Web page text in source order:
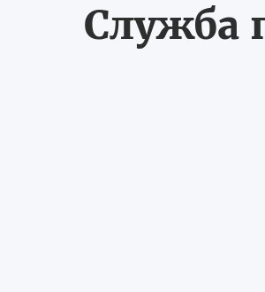
Служба